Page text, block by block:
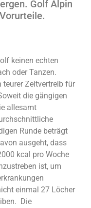
Golf Alpin
keinen echten
oder Tanzen.
teurer Zeitvertreib für
die gängigen
allesamt
Runde beträgt
ausgeht, dass
kcal pro Woche
ist, um
einmal 27 Löcher
Die